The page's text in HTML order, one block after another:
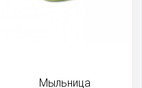
Мыльница